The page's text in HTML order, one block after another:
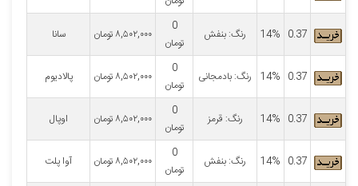
0.37
14% رنگ: بنفش
0
تومان
۸,۵۰۲,۰۰۰تومان سانا
0.37
14% رنگ: بادمجانی
0
تومان
۸,۵۰۲,۰۰۰تومان پالادیوم
0.37
14% رنگ: قرمز
0
تومان
۸,۵۰۲,۰۰۰تومان اوپال
0.37
14% رنگ: بنفش
0
تومان
۸,۵۰۲,۰۰۰تومان آوا پلت